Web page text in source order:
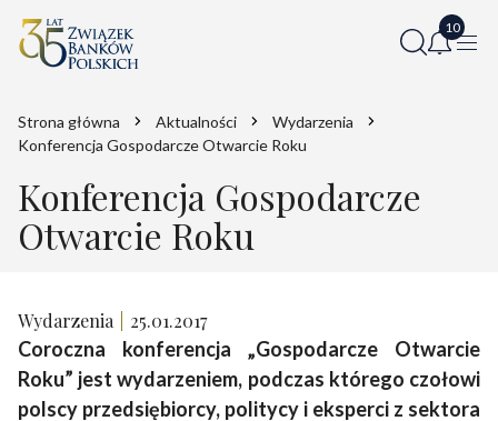
Strona główna Aktualności
Wydarzenia
Konferencja Gospodarcze Otwarcie Roku
Konferencja Gospodarcze
Otwarcie Roku
Wydarzenia 25.01.2017
Coroczna konferencja „Gospodarcze Otwarcie
Roku” jest wydarzeniem, podczas którego czołowi
polscy przedsiębiorcy, politycy i eksperci z sektora